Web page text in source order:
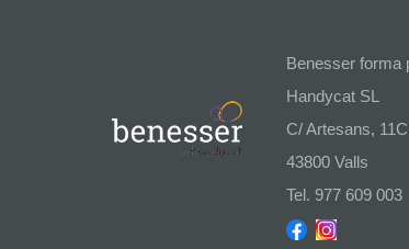
Benesser forma
Handycat SL
C/ Artesans, 11C
43800 Valls
Tel. 977 609 003